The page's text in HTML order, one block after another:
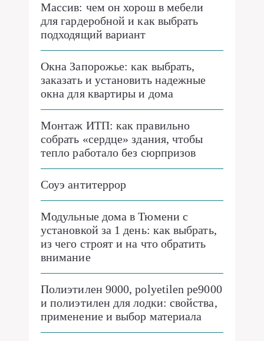
Массив: чем он хорош в мебели
для гардеробной и как выбрать
подходящий вариант
Окна Запорожье: как выбрать,
заказать и установить надежные
окна для квартиры и дома
Монтаж ИТП: как правильно
собрать «сердце» здания, чтобы
тепло работало без сюрпризов
Соуэ антитеррор
Модульные дома в Тюмени с
установкой за 1 день: как выбрать,
из чего строят и на что обратить
внимание
Полиэтилен 9000, polyetilen pe9000
и полиэтилен для лодки: свойства,
применение и выбор материала